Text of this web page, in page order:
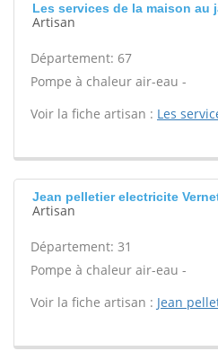
Les services de la maison au
Artisan
Département: 67
Pompe à chaleur air-eau -
Voir la fiche artisan : Les
Jean pelletier electricite
Artisan
Département: 31
Pompe à chaleur air-eau -
Voir la fiche artisan : Jean